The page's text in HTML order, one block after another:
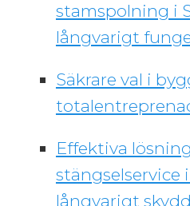
stamspolning i
långvarigt
Säkrare val i
Effektiva
stängselservice
långvarigt skydd